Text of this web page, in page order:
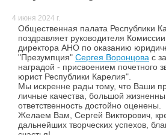
4 июня 2024 г.
Общественная палата Республики
поздравляет руководителя
директора АНО по оказанию
"Презумпция" Сергея Воронцова с
наградой - присвоением почетного
юрист Республики Карелия".
Мы искренне рады тому, что Ваши
личные качества, большой
ответственность достойно оценены.
Желаем Вам, Сергей Викторович,
дальнейших творческих успехов,